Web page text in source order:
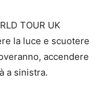
TOUR UK
la luce e scuotere
accendere
a sinistra.